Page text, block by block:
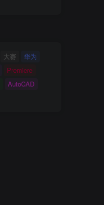
大赛
华为
Premiere
AutoCAD